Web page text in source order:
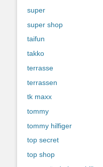
super
super shop
taifun
takko
terrasse
terrassen
tk maxx
tommy
tommy hilfiger
top secret
top shop